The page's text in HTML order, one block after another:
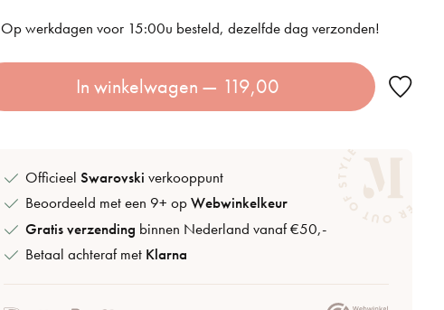
Op werkdagen voor 15:00u besteld, dezelfde dag verzonden!
In winkelwagen — 119,00
OfficieelSwarovski verkooppunt
Beoordeeld met een 9+ opWebwinkelkeur
Gratis verzending binnen Nederland vanaf €50,-
Betaal achteraf met Klarna